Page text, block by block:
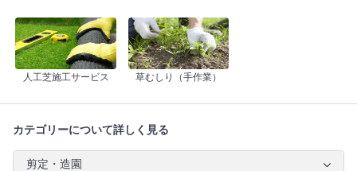
人工芝施工サービス 草むしり（手作業）
カテゴリーについて詳しく見る
剪定・造園